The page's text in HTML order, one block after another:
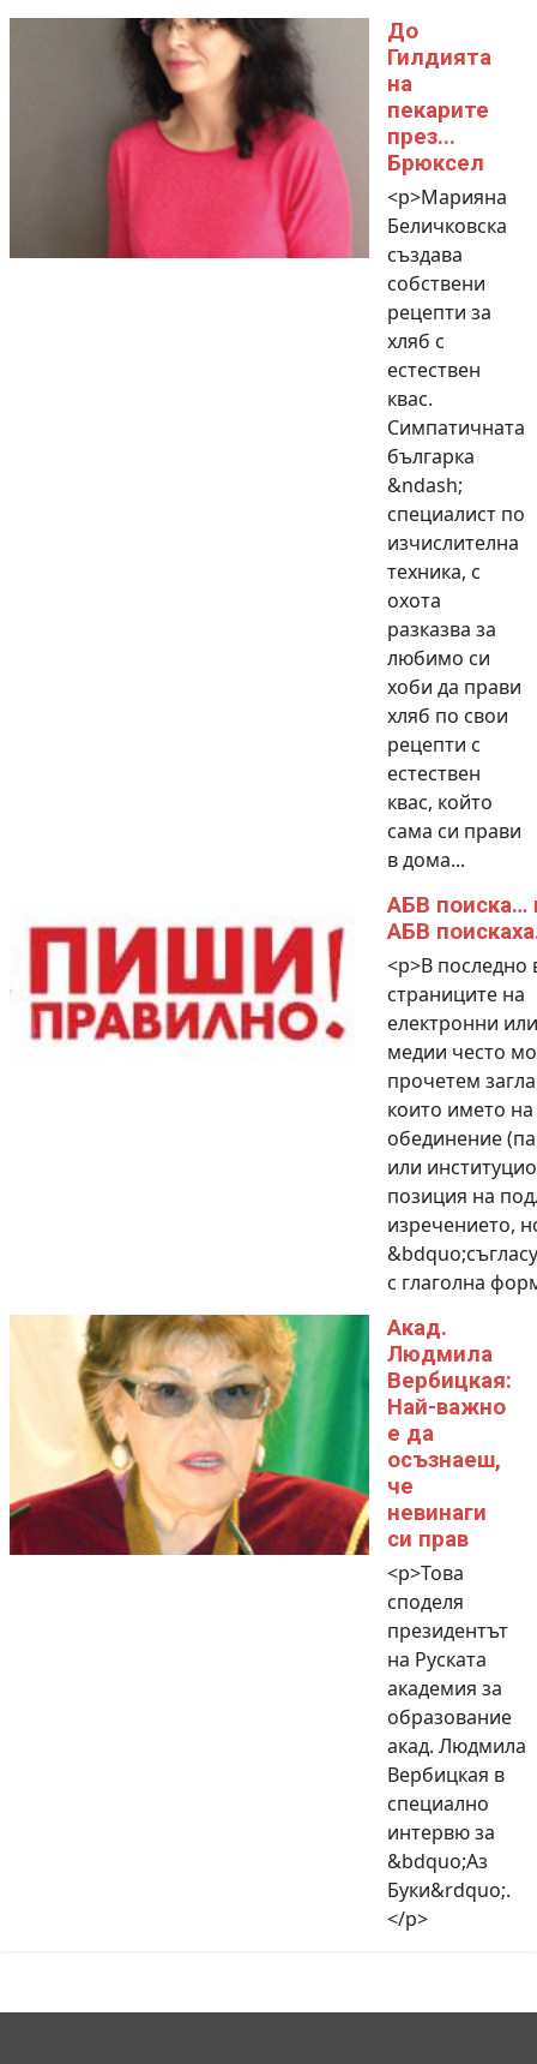
До
Гилдията
на
пекарите
през...
Брюксел
<p>Марияна
Беличковска
създава
собствени
рецепти за
хляб с
естествен
квас.
Симпатичната
българка
&ndash;
специалист по
изчислителна
техника, с
охота
разказва за
любимо си
хоби да прави
хляб по свои
рецепти с
естествен
квас, който
сама си прави
в дома...
АБВ поиска…
АБВ
<p>В последно
страниците на
електронни
медии често
прочетем
които името
обединение
или
позиция на
изречението,
с глаголна
Акад.
Людмила
Вербицкая:
Най-важно
е да
осъзнаеш,
че
невинаги
си прав
<p>Това
споделя
президентът
на Руската
академия за
образование
акад. Людмила
Вербицкая в
специално
интервю за
&bdquo;Аз
Буки&rdquo;.
</p>